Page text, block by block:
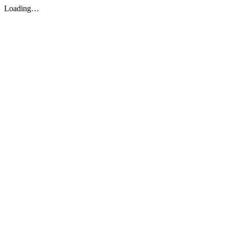
Loading…